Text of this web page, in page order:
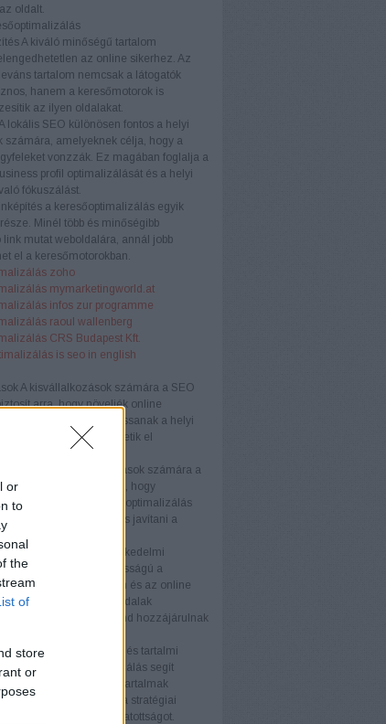
or
to
the
of
store
or
oldalt.
A kiváló minőségű tartalom
az online sikerhez. Az
tartalom nemcsak a látogatók
hanem a keresőmotorok is
az ilyen oldalakat.
lokális SEO különösen fontos a helyi
számára, amelyeknek célja, hogy a
vonzzák. Ez magában foglalja a
profil optimalizálását és a helyi
fókuszálást.
a keresőoptimalizálás egyik
Minél több és minőségibb
mutat weboldalára, annál jobb
el a keresőmotorokban.
zoho
mymarketingworld.at
infos zur programme
raoul wallenberg
CRS Budapest Kft.
is seo in english
A kisvállalkozások számára a SEO
arra, hogy növeljék online
és versenyelőnyhöz jussanak a helyi
stratégiákkal érhetik el
A középvállalkozások számára a
szükséges, hogy
maradjanak. A keresőoptimalizálás
az organikus forgalmat és javítani a
webhelyek
Az e-kereskedelmi
a SEO kulcsfontosságú a
növelésében és az online
A termékoldalak
és a technikai SEO mind hozzájárulnak
webhelyek
A blogok és tartalmi
a keresőoptimalizálás segít
bázist és javítani a tartalmak
Az értékes tartalom és a stratégiai
növeli a látogatottságot.